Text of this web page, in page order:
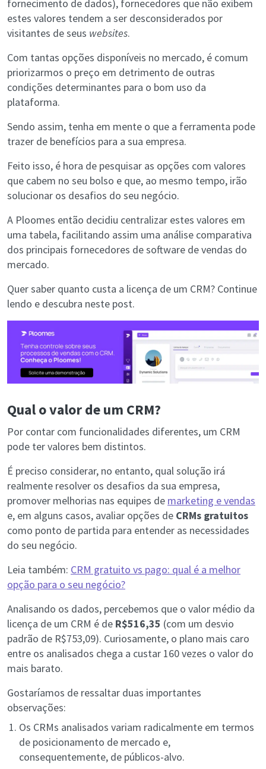
fornecimento de dados), fornecedores que não exibem
estes valores tendem a ser desconsiderados por
visitantes de seus websites.
Com tantas opções disponíveis no mercado, é comum
priorizarmos o preço em detrimento de outras
condições determinantes para o bom uso da
plataforma.
Sendo assim, tenha em mente o que a ferramenta pode
trazer de benefícios para a sua empresa.
Feito isso, é hora de pesquisar as opções com valores
que cabem no seu bolso e que, ao mesmo tempo, irão
solucionar os desafios do seu negócio.
A Ploomes então decidiu centralizar estes valores em
uma tabela, facilitando assim uma análise comparativa
dos principais fornecedores de software de vendas do
mercado.
Quer saber quanto custa a licença de um CRM? Continue
lendo e descubra neste post.
Qual o valor de um CRM?
Por contar com funcionalidades diferentes, um CRM
pode ter valores bem distintos.
É preciso considerar, no entanto, qual solução irá
realmente resolver os desafios da sua empresa,
promover melhorias nas equipes de marketing e vendas
e, em alguns casos, avaliar opções de CRMs gratuitos
como ponto de partida para entender as necessidades
do seu negócio.
Leia também: CRM gratuito vs pago: qual é a melhor
opção para o seu negócio?
Analisando os dados, percebemos que o valor médio da
licença de um CRM é de R$516,35 (com um desvio
padrão de R$753,09). Curiosamente, o plano mais caro
entre os analisados chega a custar 160 vezes o valor do
mais barato.
Gostaríamos de ressaltar duas importantes
observações:
Os CRMs analisados variam radicalmente em termos
de posicionamento de mercado e,
consequentemente, de públicos-alvo.